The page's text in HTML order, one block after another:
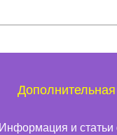
Информация и статьи